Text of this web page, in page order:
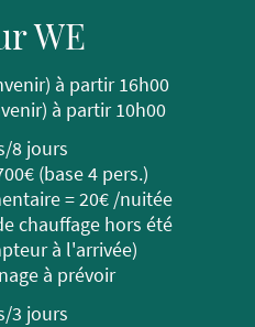
WE
à partir 16h00
à partir 10h00
8 jours
(base 4 pers.)
= 20€ /nuitée
chauffage hors été
à l'arrivée)
à prévoir
3 jours